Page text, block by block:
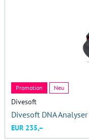
Divesoft
Divesoft DNA Analyser
EUR 235,–
Promotion Neu